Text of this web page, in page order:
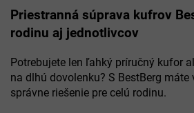
Priestranná súprava kufrov
rodinu aj jednotlivcov
Potrebujete len ľahký príručný kufor
na dlhú dovolenku? S BestBerg máte
správne riešenie pre celú rodinu.